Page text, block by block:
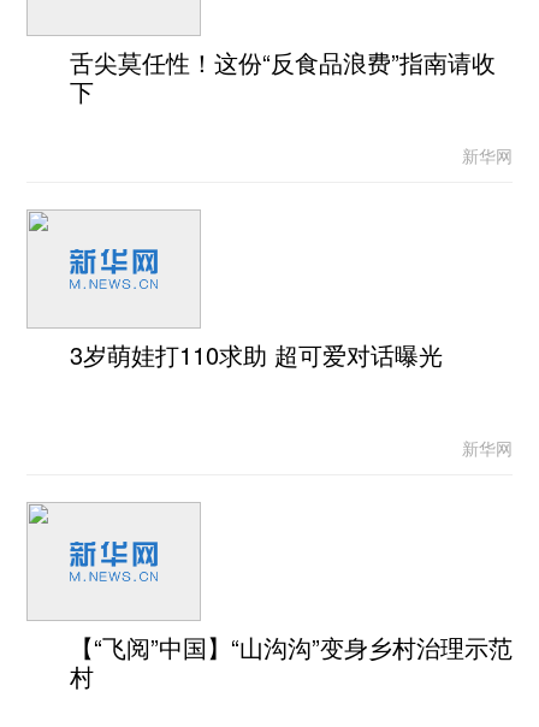
舌尖莫任性！这份“反食品浪费”指南请收
下
新华网
3岁萌娃打110求助 超可爱对话曝光
新华网
【“飞阅”中国】“山沟沟”变身乡村治理示范
村